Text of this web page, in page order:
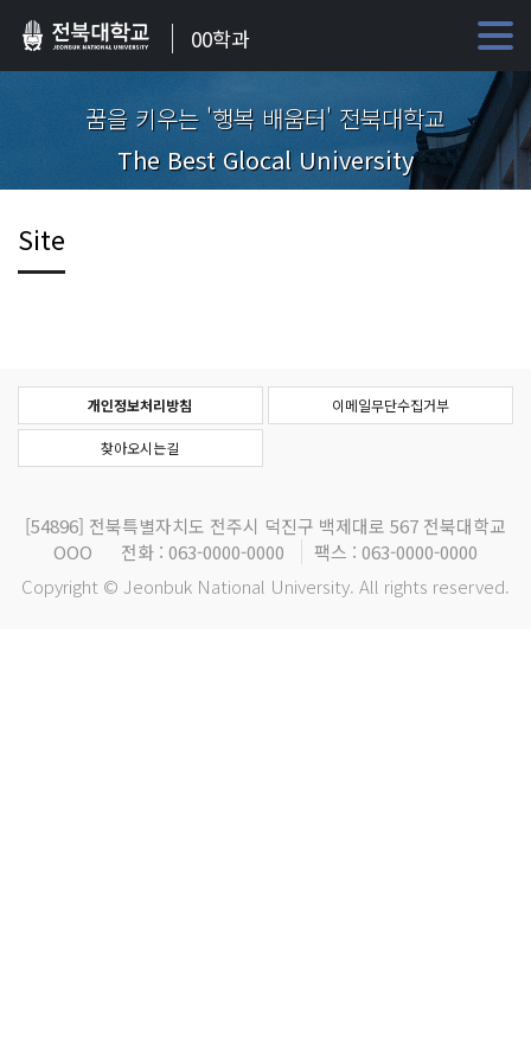
00학과
꿈을 키우는 '행복 배움터' 전북대학교
The Best Glocal University
Site
개인정보처리방침 이메일무단수집거부
찾아오시는길
[54896] 전북특별자치도 전주시 덕진구 백제대로 567 전북대학교
OOO
전화 : 063-0000-0000
팩스 : 063-0000-0000
Copyright © Jeonbuk National University. All rights reserved.